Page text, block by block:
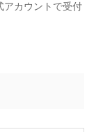
アカウントで受付